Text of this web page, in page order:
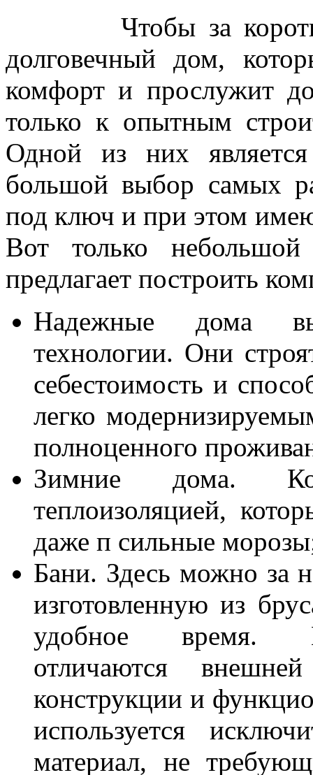
Чтобы за короткое
долговечный дом,
комфорт и прослужит
только к опытным
Одной из них
большой выбор самых
под ключ и при этом
Вот только небольшой
предлагает построить
Надежные дома
технологии. Они
себестоимость и
легко
полноценного
Зимние дома.
теплоизоляцией,
даже п сильные
Бани. Здесь можно за
изготовленную из
удобное время.
отличаются
конструкции и
используется
материал, не